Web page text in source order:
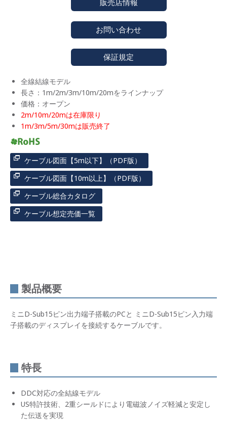
販売店情報
お問い合わせ
保証規定
全線結線モデル
長さ：1m/2m/3m/10m/20mをラインナップ
価格：オープン
2m/10m/20mは在庫限り
1m/3m/5m/30mは販売終了
ケーブル図面【5m以下】（PDF版）
ケーブル図面【10m以上】（PDF版）
ケーブル総合カタログ
ケーブル想定売価一覧
製品概要
ミニD-Sub15ピン出力端子搭載のPCと ミニD-Sub15ピン入力端
子搭載のディスプレイを接続するケーブルです。
特長
DDC対応の全結線モデル
US特許技術、2重シールドにより電磁波ノイズ軽減と安定し
た伝送を実現